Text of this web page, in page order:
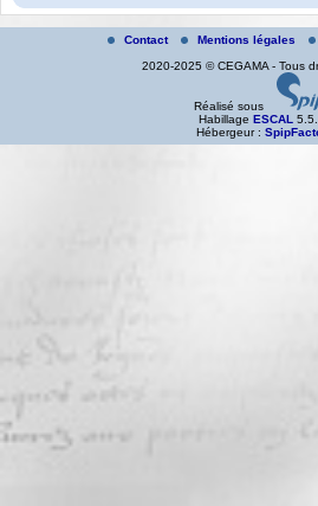
Contact Mentions légales
2020-2025 © CEGAMA - Tous
Réalisé sous
Habillage ESCAL
Hébergeur :